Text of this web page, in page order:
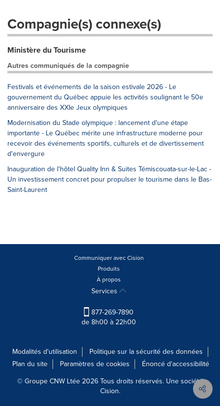
Compagnie(s) connexe(s)
Ministère du Tourisme
Autres communiqués de la compagnie
Festivals et événements de la saison estivale 2026 - Le
gouvernement du Québec appuie les activités soulignant le 50e
anniversaire des XXIe Jeux olympiques
Modernisation du Stade olympique : lancement d'une étape
importante - Le Québec mérite une infrastructure moderne pour
recevoir des événements sportifs, culturels et de divertissement
d'envergure
Inauguration de l'hôtel Quality Inn & Suites Témiscouata-sur-le-Lac -
Un investissement concret pour propulser le tourisme dans le Bas-
Saint-Laurent
Communiquer avec Cision
Produits
À propos
Services
877-269-7890
de 8h00 à 22h00
Modalités d'utilisation
Politique sur la sécurité des données
Plan du site
Paramètres de cookies
Énoncé d'accessibilité
© Groupe CNW Ltée 2026 Tous droits réservés. Une société
Cision.